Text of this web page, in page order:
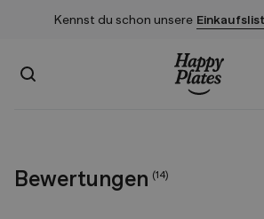
Kennst du schon unsere
Suchen
Bewertungen (14)